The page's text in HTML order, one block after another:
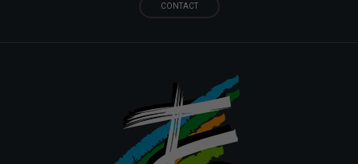
CONTACT